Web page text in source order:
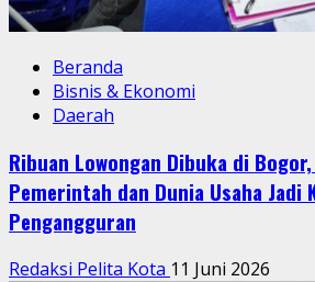
Beranda
Bisnis & Ekonomi
Daerah
Ribuan Lowongan Dibuka di
Pemerintah dan Dunia Usaha Jadi
Pengangguran
Redaksi Pelita Kota 11 Juni 2026